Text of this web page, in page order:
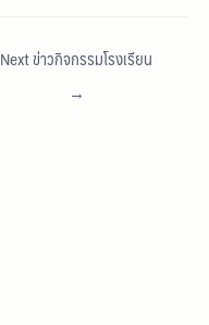
Next ข่าวกิจกรรมโรงเรียน
→